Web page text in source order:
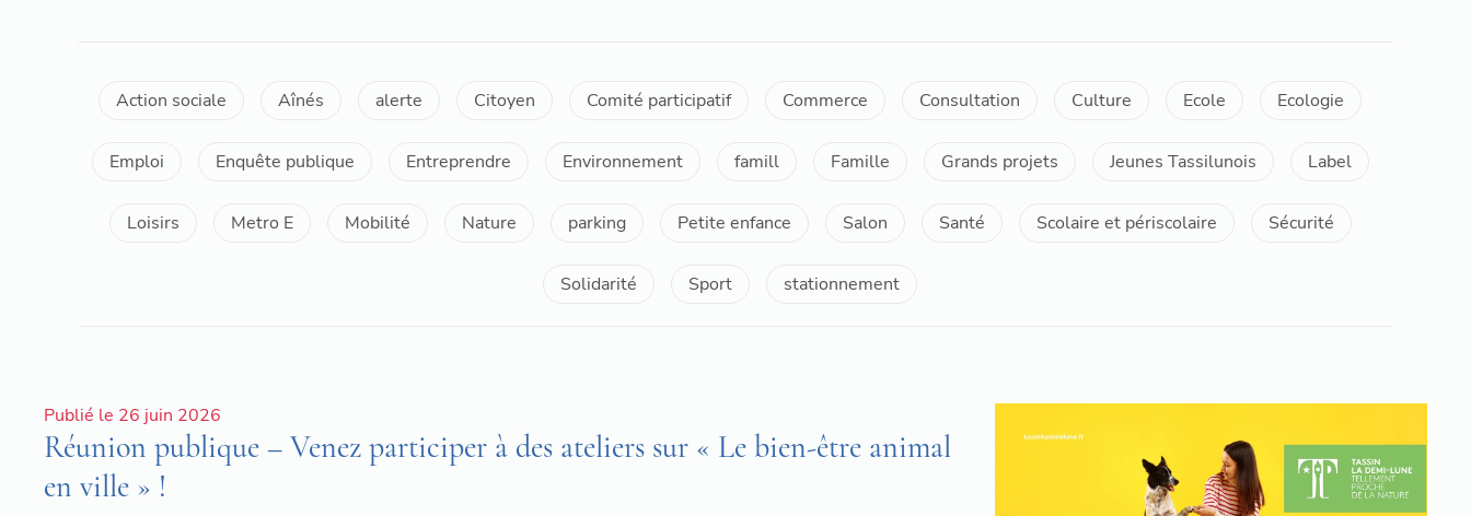
Action sociale Aînés alerte Citoyen Comité participatif Commerce Consultation Culture Ecole Ecologie
Emploi Enquête publique Entreprendre Environnement famill Famille Grands projets Jeunes Tassilunois Label
Loisirs Metro E Mobilité Nature parking Petite enfance Salon Santé Scolaire et périscolaire Sécurité
Solidarité Sport stationnement
Publié le 26 juin 2026
Réunion publique – Venez participer à des ateliers sur « Le bien-être animal
en ville » !